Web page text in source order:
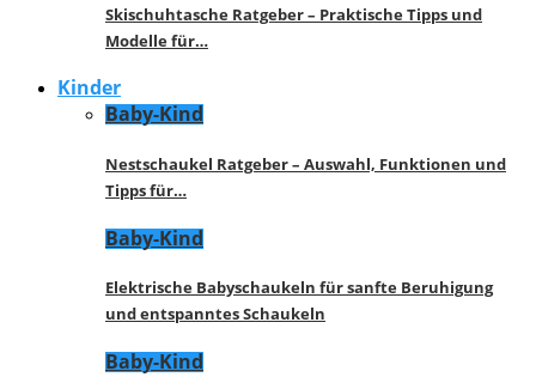
Skischuhtasche Ratgeber – Praktische Tipps und
Modelle für…
Kinder
Baby-Kind
Nestschaukel Ratgeber – Auswahl, Funktionen und
Tipps für…
Baby-Kind
Elektrische Babyschaukeln für sanfte Beruhigung
und entspanntes Schaukeln
Baby-Kind